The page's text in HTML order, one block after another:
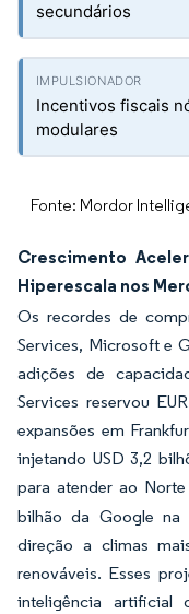
secundários
Incentivos fiscais
modulares
Fonte: Mordor
Crescimento
Hiperescala nos
Os recordes de
Services, Microsoft e
adições de
Services reservou
expansões em
injetando USD 3,2
para atender ao
bilhão da Google na
direção a climas
renováveis. Esses
inteligência artificial